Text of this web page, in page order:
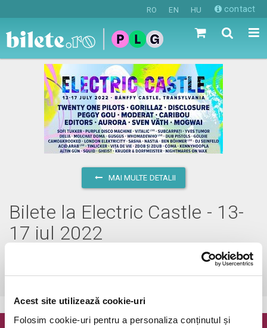
Acest site utilizează cookie-uri
Folosim cookie-uri pentru a personaliza conținutul și
RO EN HU contact
MAI MULTE DETALII
Bilete la Electric Castle - 13-
17 iul 2022
Bontida, Castelul Banffyvezi pe harta